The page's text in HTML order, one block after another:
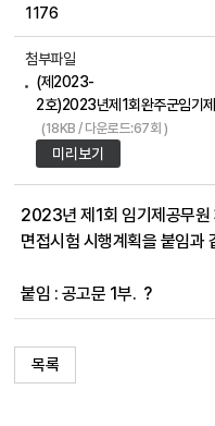
1176
첨부파일
(제2023-
2호)2023년제1회완주군임기
(18KB / 다운로드:67회 )
미리보기
2023년 제1회 임기제공무원
면접시험 시행계획을 붙임과
붙임 : 공고문 1부. ?
목록